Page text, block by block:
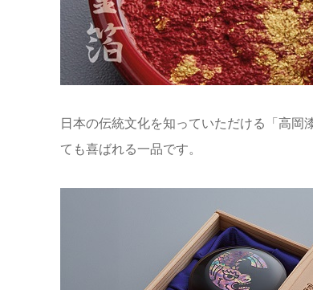
日本の伝統文化を知っていただける「高
ても喜ばれる一品です。